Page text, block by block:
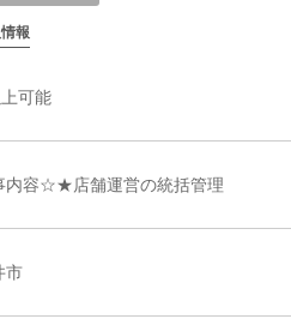
報
可能
容☆★店舗運営の統括管理
市